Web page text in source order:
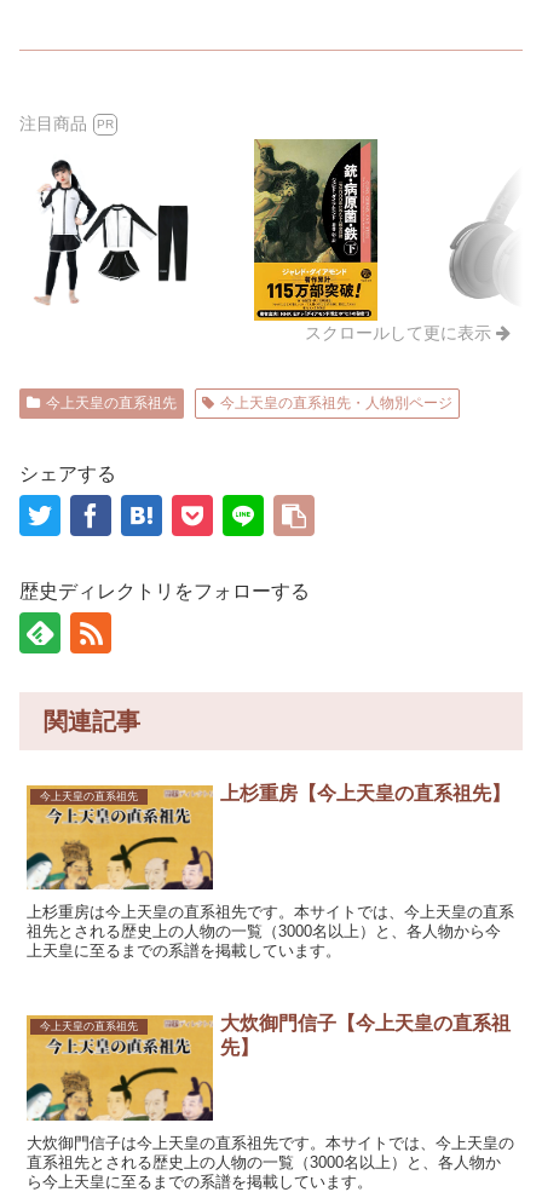
注目商品 PR
スクロールして更に表示
今上天皇の直系祖先 今上天皇の直系祖先・人物別ページ
シェアする
歴史ディレクトリをフォローする
関連記事
今上天皇の直系祖先 上杉重房【今上天皇の直系祖先】
上杉重房は今上天皇の直系祖先です。本サイトでは、今上天皇の直系
祖先とされる歴史上の人物の一覧（3000名以上）と、各人物から今
上天皇に至るまでの系譜を掲載しています。
今上天皇の直系祖先
大炊御門信子【今上天皇の直系祖
先】
大炊御門信子は今上天皇の直系祖先です。本サイトでは、今上天皇の
直系祖先とされる歴史上の人物の一覧（3000名以上）と、各人物か
ら今上天皇に至るまでの系譜を掲載しています。